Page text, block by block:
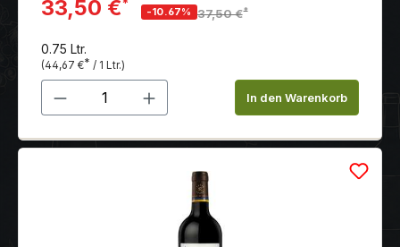
33,50 €*
-10.67% 37,50 €*
0.75 Ltr.
(44,67 €* / 1 Ltr.)
Produkt Anzahl: Gib denIn den Warenkorb